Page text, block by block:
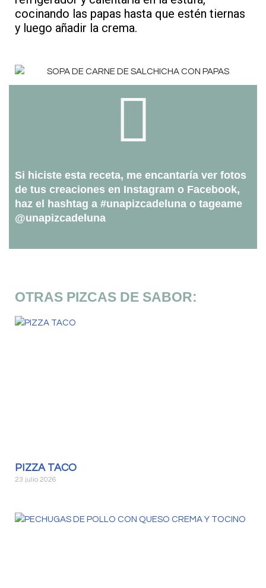
cocinando las papas hasta que estén tiernas
y luego añadir la crema.
Si hiciste esta receta, me encantaría ver fotos
de tus creaciones en Instagram o Facebook,
haz el hashtag a #unapizcadeluna o tageame
@unapizcadeluna
OTRAS PIZCAS DE SABOR:
PIZZA TACO
23 julio 2026